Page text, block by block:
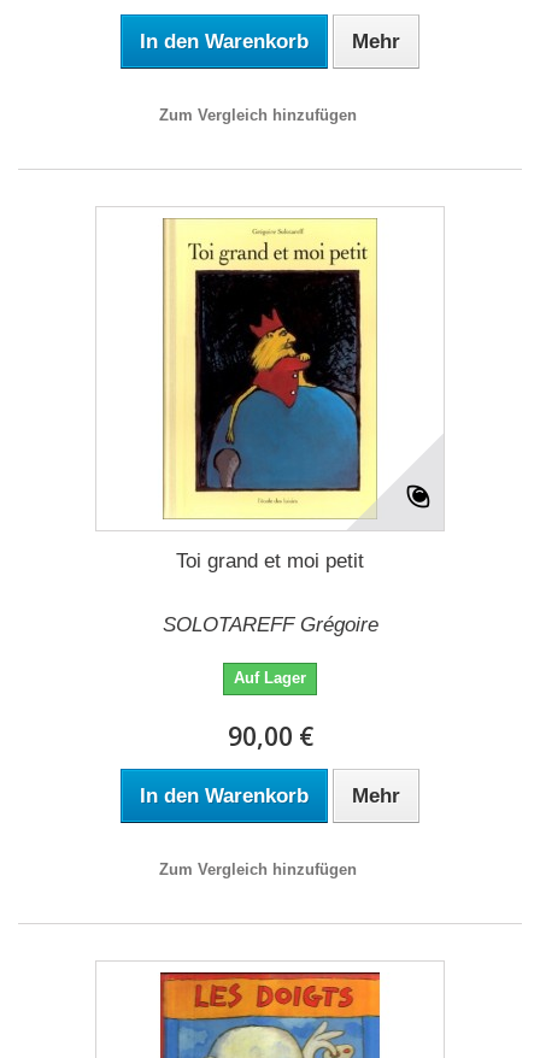
In den Warenkorb Mehr
Zum Vergleich hinzufügen
Toi grand et moi petit
SOLOTAREFF Grégoire
Auf Lager
90,00 €
In den Warenkorb Mehr
Zum Vergleich hinzufügen